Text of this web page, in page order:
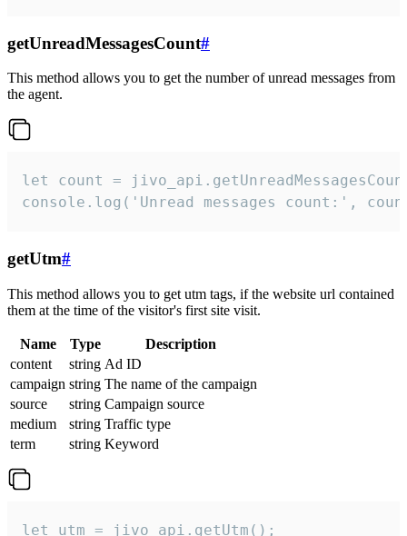
getUnreadMessagesCount#
This method allows you to get the number of unread messages from
the agent.
let count =
console.log('Unread messages count:',
getUtm#
This method allows you to get utm tags, if the website url contained
them at the time of the visitor's first site visit.
Name Type
Description
content
string Ad ID
campaign string The name of the campaign
source
string Campaign source
medium
string Traffic type
term
string Keyword
let utm = jivo_api.getUtm();